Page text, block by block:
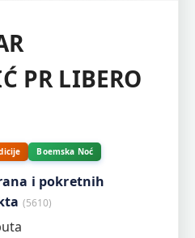
PR LIBERO
Boemska Noć
i pokretnih
(5610)